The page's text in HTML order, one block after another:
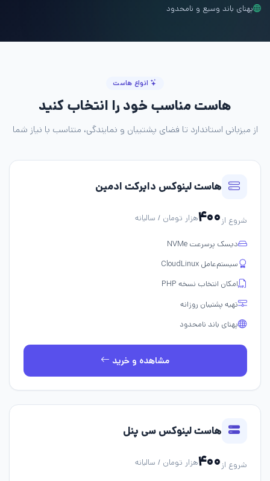
پهنای باند وسیع و نامحدود
انواع هاست
هاست مناسب خود را انتخاب کنید
از میزبانی استاندارد تا فضای پشتیبان و نمایندگی، متناسب با نیاز شما
هاست لینوکس دایرکت ادمین
شروع از ۴۰۰هزار تومان / سالیانه
دیسک پرسرعت NVMe
سیستم‌عامل CloudLinux
امکان انتخاب نسخه PHP
تهیه پشتیبان روزانه
پهنای باند نامحدود
مشاهده و خرید
هاست لینوکس سی پنل
شروع از ۴۰۰هزار تومان / سالیانه